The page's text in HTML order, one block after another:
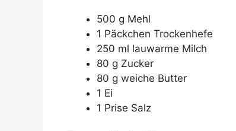
500 g Mehl
1 Päckchen Trockenhefe
250 ml lauwarme Milch
80 g Zucker
80 g weiche Butter
1 Ei
1 Prise Salz